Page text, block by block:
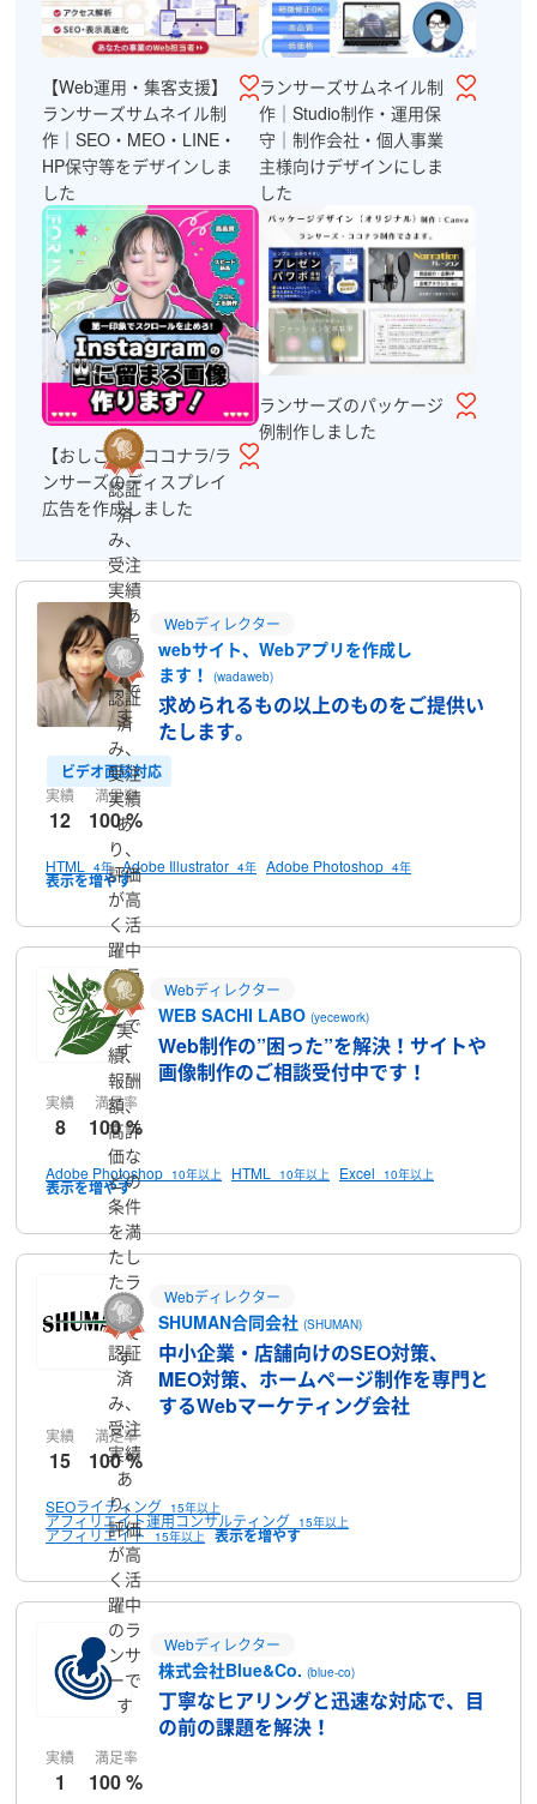
【Web運用・集客支援】
ランサーズサムネイル制
作｜SEO・MEO・LINE・
HP保守等をデザインしま
した
ランサーズサムネイル制
作｜Studio制作・運用保
守｜制作会社・個人事業
主様向けデザインにしま
した
【おしごと】ココナラ/ラ
ンサーズのディスプレイ
広告を作成しました
ランサーズのパッケージ
例制作しました
認証
済
み、
受注
実績
のあ
るラ
ンサ
ーで
す
Webディレクター
webサイト、Webアプリを作成し
ます！(wadaweb)
求められるもの以上のものをご提供い
たします。
ビデオ面談対応
実績
12
満足率
100 %
HTML 4年 Adobe Illustrator 4年 Adobe Photoshop 4年
認証
済
み、
受注
実績
あ
り、
評価
が高
く活
躍中
のラ
ンサ
ーで
す
Webディレクター
WEB SACHI LABO(yecework)
Web制作の”困った”を解決！サイトや
画像制作のご相談受付中です！
実績
8
満足率
100 %
Adobe Photoshop 10年以上 HTML 10年以上 Excel 10年以上
実
績、
報酬
額、
高評
価な
どの
条件
を満
たし
たラ
ンサ
ーで
す
Webディレクター
SHUMAN合同会社(SHUMAN)
中小企業・店舗向けのSEO対策、
MEO対策、ホームページ制作を専門と
するWebマーケティング会社
実績
15
満足率
100 %
SEOライティング 15年以上
アフィリエイト運用コンサルティング 15年以上
アフィリエイト 15年以上
認証
済
み、
受注
実績
あ
り、
評価
が高
く活
躍中
のラ
ンサ
ーで
す
Webディレクター
株式会社Blue&Co.(blue-co)
丁寧なヒアリングと迅速な対応で、目
の前の課題を解決！
実績
1
満足率
100 %